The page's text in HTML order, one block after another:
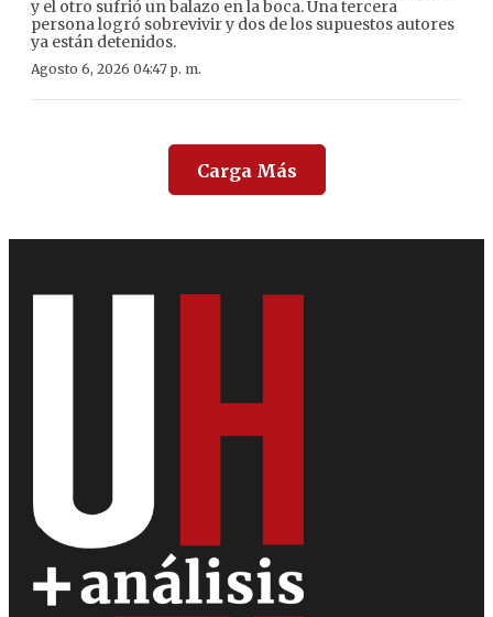
y el otro sufrió un balazo en la boca. Una tercera
persona logró sobrevivir y dos de los supuestos autores
ya están detenidos.
Agosto 6, 2026 04:47 p. m.
Carga Más